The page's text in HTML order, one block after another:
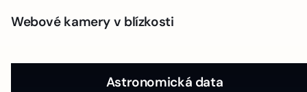
Webové kamery v blízkosti
Astronomická data